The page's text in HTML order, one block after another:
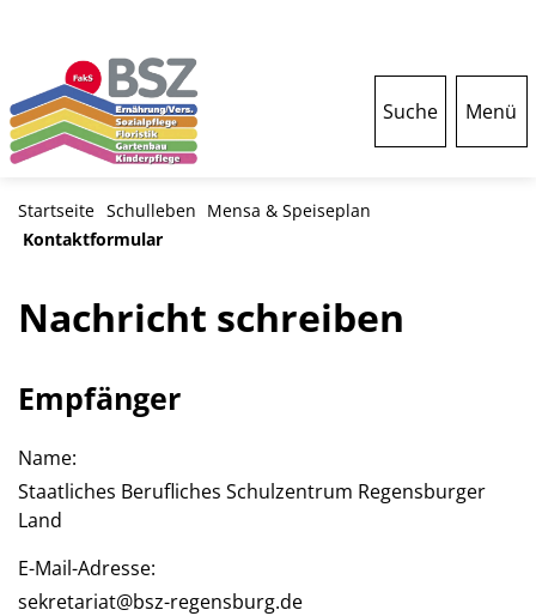
Suche Menü
Startseite Schulleben Mensa & Speiseplan
Kontaktformular
Nachricht schreiben
Empfänger
Name:
Staatliches Berufliches Schulzentrum Regensburger
Land
E-Mail-Adresse:
sekretariat@bsz-regensburg.de